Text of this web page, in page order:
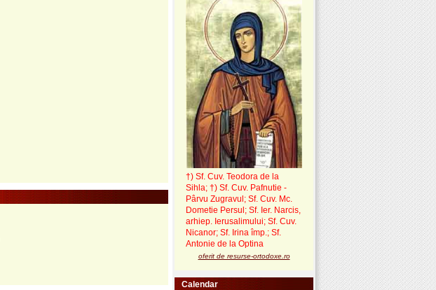
†) Sf. Cuv. Teodora de la
Sihla; †) Sf. Cuv. Pafnutie -
Pârvu Zugravul ; Sf. Cuv. Mc.
Dometie Persul; Sf. Ier. Narcis,
arhiep. Ierusalimului; Sf. Cuv.
Nicanor; Sf. Irina împ.; Sf.
Antonie de la Optina
oferit de resurse-ortodoxe.ro
Calendar